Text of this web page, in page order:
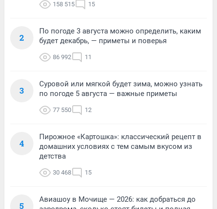
158 515 15
2
По погоде 3 августа можно определить, каким
будет декабрь, — приметы и поверья
86 992 11
3
Суровой или мягкой будет зима, можно узнать
по погоде 5 августа — важные приметы
77 550 12
4
Пирожное «Картошка»: классический рецепт в
домашних условиях с тем самым вкусом из
детства
30 468 15
5
Авиашоу в Мочище — 2026: как добраться до